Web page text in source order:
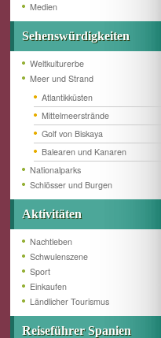
Medien
Sehenswürdigkeiten
Weltkulturerbe
Meer und Strand
Atlantikküsten
Mittelmeerstrände
Golf von Biskaya
Balearen und Kanaren
Nationalparks
Schlösser und Burgen
Aktivitäten
Nachtleben
Schwulenszene
Sport
Einkaufen
Ländlicher Tourismus
Reiseführer Spanien